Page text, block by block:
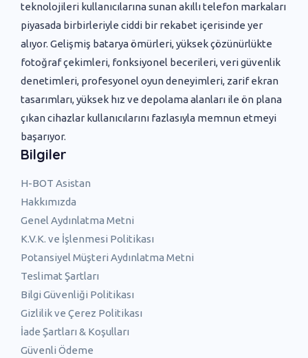
teknolojileri kullanıcılarına sunan akıllı telefon markaları
piyasada birbirleriyle ciddi bir rekabet içerisinde yer
alıyor. Gelişmiş batarya ömürleri, yüksek çözünürlükte
fotoğraf çekimleri, fonksiyonel becerileri, veri güvenlik
denetimleri, profesyonel oyun deneyimleri, zarif ekran
tasarımları, yüksek hız ve depolama alanları ile ön plana
çıkan cihazlar kullanıcılarını fazlasıyla memnun etmeyi
başarıyor.
Bilgiler
H-BOT Asistan
Hakkımızda
Genel Aydınlatma Metni
K.V.K. ve İşlenmesi Politikası
Potansiyel Müşteri Aydınlatma Metni
Teslimat Şartları
Bilgi Güvenliği Politikası
Gizlilik ve Çerez Politikası
İade Şartları & Koşulları
Güvenli Ödeme